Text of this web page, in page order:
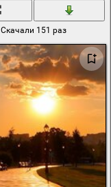
Скачали 151 раз